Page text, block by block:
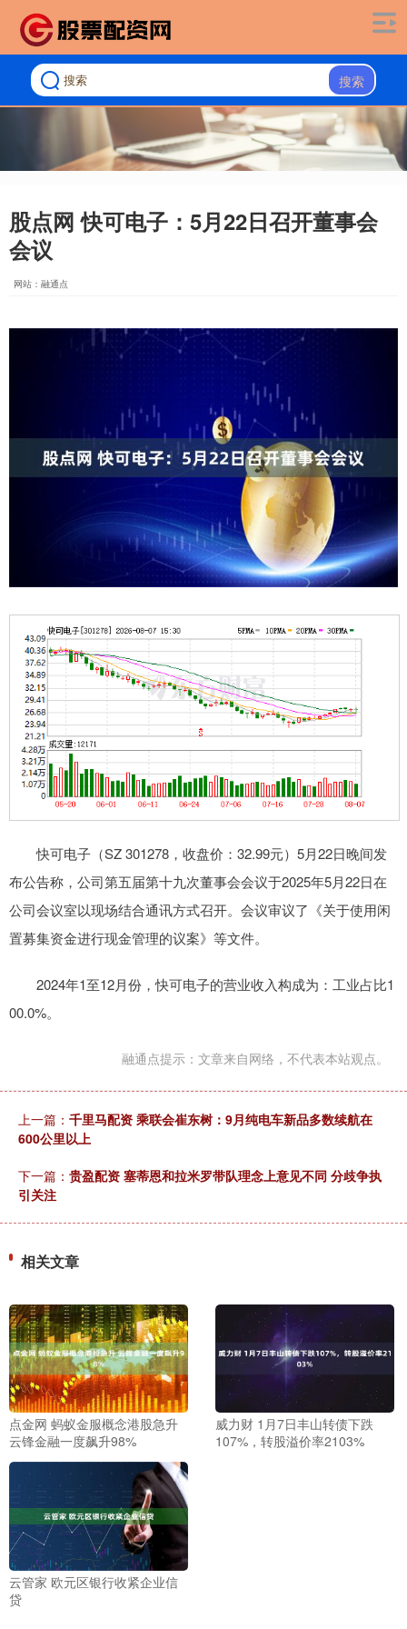
搜索
股点网 快可电子：5月22日召开董事会
会议
网站：融通点
快可电子（SZ 301278，收盘价：32.99元）5月22日晚间发
布公告称，公司第五届第十九次董事会会议于2025年5月22日在
公司会议室以现场结合通讯方式召开。会议审议了《关于使用闲
置募集资金进行现金管理的议案》等文件。
2024年1至12月份，快可电子的营业收入构成为：工业占比1
00.0%。
融通点提示：文章来自网络，不代表本站观点。
上一篇： 千里马配资 乘联会崔东树：9月纯电车新品多数续航在
600公里以上
下一篇： 贵盈配资 塞蒂恩和拉米罗带队理念上意见不同 分歧争执
引关注
相关文章
点金网 蚂蚁金服概念港股急升
云锋金融一度飙升98%
威力财 1月7日丰山转债下跌
107%，转股溢价率2103%
云管家 欧元区银行收紧企业信
贷